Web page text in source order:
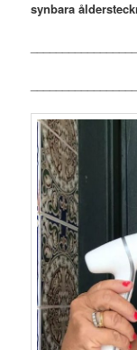
synbara